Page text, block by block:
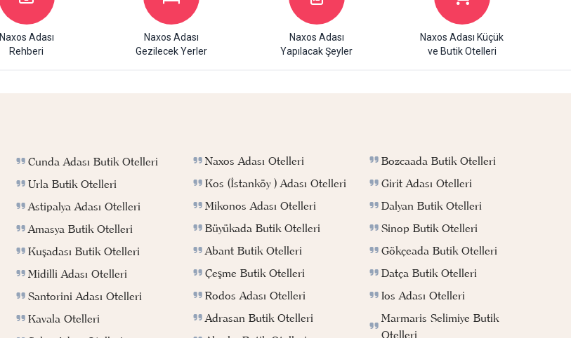
Naxos Adası
Rehberi
Naxos Adası
Gezilecek Yerler
Naxos Adası
Yapılacak Şeyler
Naxos Adası Küçük
ve Butik Otelleri
Cunda Adası Butik Otelleri
Urla Butik Otelleri
Astipalya Adası Otelleri
Amasya Butik Otelleri
Kuşadası Butik Otelleri
Midilli Adası Otelleri
Santorini Adası Otelleri
Kavala Otelleri
Naxos Adası Otelleri
Kos (İstanköy ) Adası Otelleri
Mikonos Adası Otelleri
Büyükada Butik Otelleri
Abant Butik Otelleri
Çeşme Butik Otelleri
Rodos Adası Otelleri
Adrasan Butik Otelleri
Bozcaada Butik Otelleri
Girit Adası Otelleri
Dalyan Butik Otelleri
Sinop Butik Otelleri
Gökçeada Butik Otelleri
Datça Butik Otelleri
Ios Adası Otelleri
Marmaris Selimiye Butik
Otelleri